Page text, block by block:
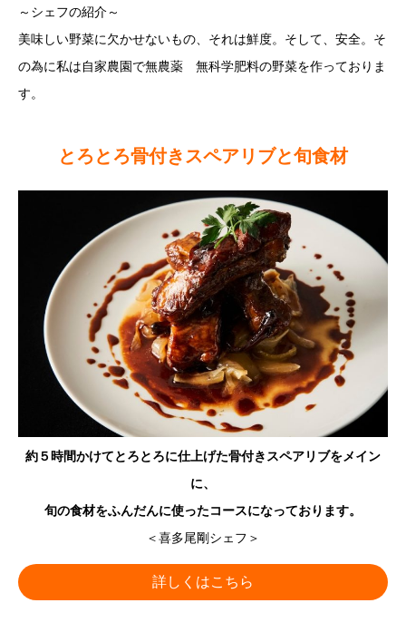
～シェフの紹介～
美味しい野菜に欠かせないもの、それは鮮度。そして、安全。そ
の為に私は自家農園で無農薬 無科学肥料の野菜を作っておりま
す。
とろとろ骨付きスペアリブと旬食材
約５時間かけてとろとろに仕上げた骨付きスペアリブをメイン
に、
旬の食材をふんだんに使ったコースになっております。
＜喜多尾剛シェフ＞
詳しくはこちら